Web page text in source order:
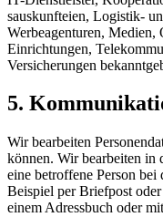
sauskunfteien, Logistik-
Werbe­agenturen, Medien,
Einrichtungen,
Versicherungen
5.
Wir bearbeiten
können. Wir bearbeiten in
eine betroffene Person
Beispiel per Briefpost
einem Adressbuch oder